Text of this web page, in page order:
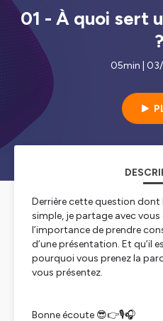
01 - À quoi sert
?
05min |
Derrière cette question
simple, je partage avec
l’importance de prendre
d’une présentation. Et qu’il
pourquoi vous prenez la
vous présentez.
Bonne écoute 😎👉🎙️🎧